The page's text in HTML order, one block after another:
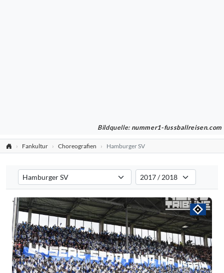
Bildquelle: nummer1-fussballreisen.com
Fankultur Choreografien Hamburger SV
Verein auswählen
Filtert die Choreografien nach dem ausgewählten Verein.
Saison auswählen
Filtert die Choreografien